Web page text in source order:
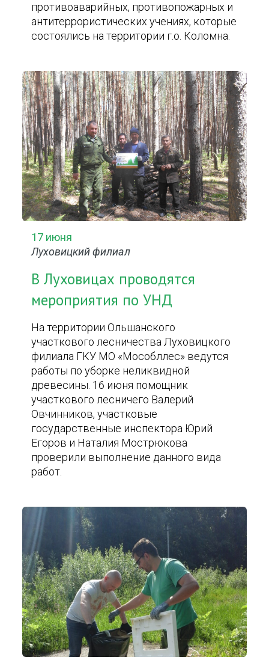
противоаварийных, противопожарных и
антитеррористических учениях, которые
состоялись на территории г.о. Коломна.
17 июня
Луховицкий филиал
В Луховицах проводятся
мероприятия по УНД
На территории Ольшанского
участкового лесничества Луховицкого
филиала ГКУ МО «Мособллес» ведутся
работы по уборке неликвидной
древесины. 16 июня помощник
участкового лесничего Валерий
Овчинников, участковые
государственные инспектора Юрий
Егоров и Наталия Мострюкова
проверили выполнение данного вида
работ.